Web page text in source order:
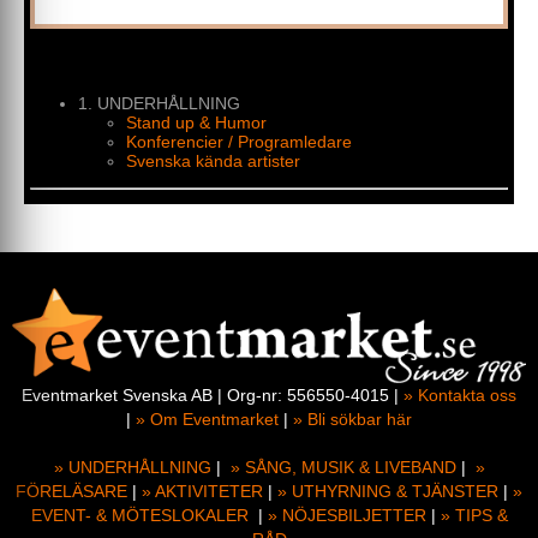
Ack Värmland (2015 & 2017)
Hela Sverige Bakar 2018, 2019, 2020, 2021,
2022, 2023, 2024
1. UNDERHÅLLNING
Stand up & Humor
Konferencier / Programledare
Svenska kända artister
Eventmarket Svenska AB | Org-nr: 556550-4015 | » Kontakta oss
| » Om Eventmarket | » Bli sökbar här
» UNDERHÅLLNING | » SÅNG, MUSIK & LIVEBAND| »
FÖRELÄSARE | » AKTIVITETER | » UTHYRNING & TJÄNSTER | »
EVENT- & MÖTESLOKALER| » NÖJESBILJETTER| » TIPS &